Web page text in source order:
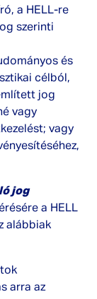
a HELL-re
szerinti
és
célból,
jog
vagy
vagy
jog
a HELL
alábbiak
arra az